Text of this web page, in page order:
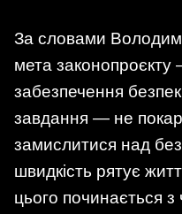
За словами
мета законопроєкту
забезпечення
завдання — не
замислитися над
швидкість рятує
цього починається з